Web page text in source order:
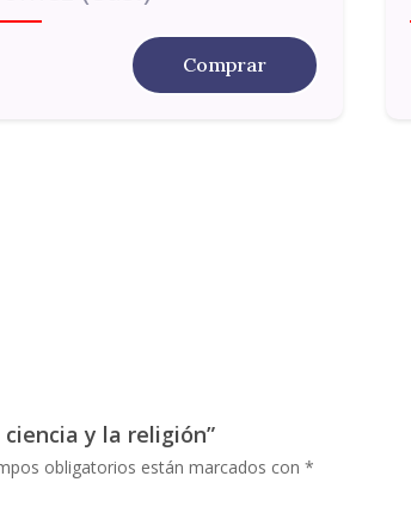
Comprar
y la religión”
obligatorios están marcados con*